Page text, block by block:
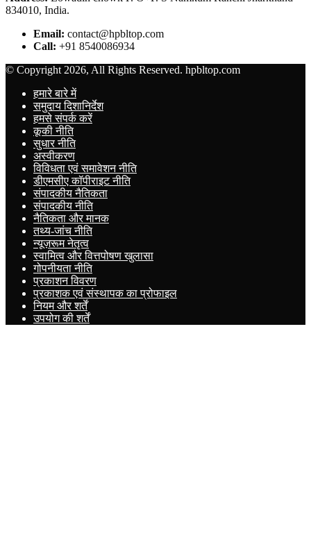
834010, India.
Email: contact@hpbltop.com
Call: +91 8540086934
© Copyright 2026, All Rights Reserved. hpbltop.com
हमारे बारे में
समुदाय दिशानिर्देश
हमसे संपर्क करें
कूकी नीति
सुधार नीति
अस्वीकरण
विविधता एवं समावेशन नीति
डीएमसीए कॉपीराइट नीति
संपादकीय नैतिकता
संपादकीय नीति
नैतिकता और मानक
तथ्य-जांच नीति
न्यूज़रूम नेतृत्व
स्वामित्व और वित्तपोषण खुलासा
गोपनीयता नीति
प्रकाशन विवरण
प्रकाशक एवं संस्थापक का प्रोफाइल
नियम और शर्तें
उपयोग की शर्तें